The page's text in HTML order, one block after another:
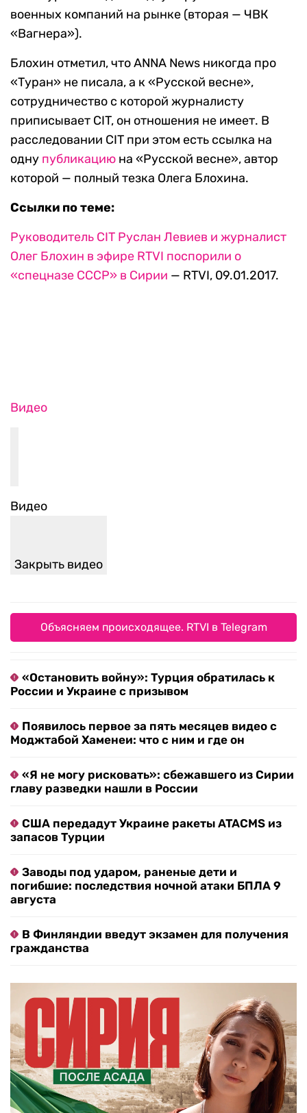
военных компаний на рынке (вторая — ЧВК
«Вагнера»).
Блохин отметил, что ANNA News никогда про
«Туран» не писала, а к «Русской весне»,
сотрудничество с которой журналисту
приписывает CIT, он отношения не имеет. В
расследовании CIT при этом есть ссылка на
одну публикацию на «Русской весне», автор
которой — полный тезка Олега Блохина.
Ссылки по теме:
Руководитель CIT Руслан Левиев и журналист
Олег Блохин в эфире RTVI поспорили о
«спецназе СССР» в Сирии — RTVI, 09.01.2017.
Видео
Видео
Закрыть видео
Объясняем происходящее. RTVI в Telegram
«Остановить войну»: Турция обратилась к
России и Украине с призывом
Появилось первое за пять месяцев видео с
Моджтабой Хаменеи: что с ним и где он
«Я не могу рисковать»: сбежавшего из Сирии
главу разведки нашли в России
США передадут Украине ракеты ATACMS из
запасов Турции
Заводы под ударом, раненые дети и
погибшие: последствия ночной атаки БПЛА 9
августа
В Финляндии введут экзамен для получения
гражданства